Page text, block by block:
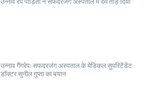
उन्नाव गैंगरेप: सफदरजंग अस्पताल के मेडिकल सुपरिटेंडेंट
डॉक्टर सुनील गुप्ता का बयान